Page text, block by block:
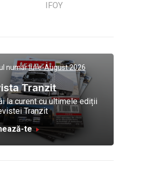
IFOY
număr:Iulie-August 2026
Tranzit
la curent cu ultimele ediții
Tranzit
te